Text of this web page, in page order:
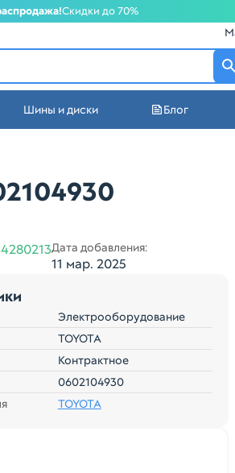
Скидки до 70%
Шины и диски Блог
Дата добавления:
11 мар. 2025
Электрооборудование
TOYOTA
Контрактное
0602104930
TOYOTA